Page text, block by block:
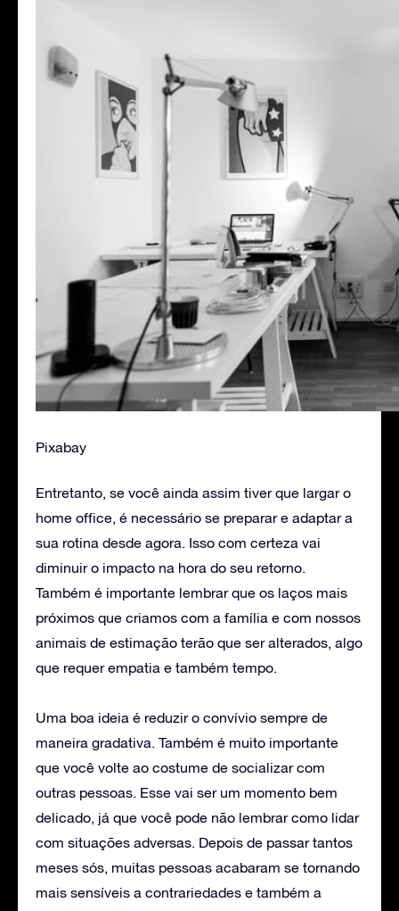
Pixabay
Entretanto, se você ainda assim tiver que largar o
home office, é necessário se preparar e adaptar a
sua rotina desde agora. Isso com certeza vai
diminuir o impacto na hora do seu retorno.
Também é importante lembrar que os laços mais
próximos que criamos com a família e com nossos
animais de estimação terão que ser alterados, algo
que requer empatia e também tempo.
Uma boa ideia é reduzir o convívio sempre de
maneira gradativa. Também é muito importante
que você volte ao costume de socializar com
outras pessoas. Esse vai ser um momento bem
delicado, já que você pode não lembrar como lidar
com situações adversas. Depois de passar tantos
meses sós, muitas pessoas acabaram se tornando
mais sensíveis a contrariedades e também a